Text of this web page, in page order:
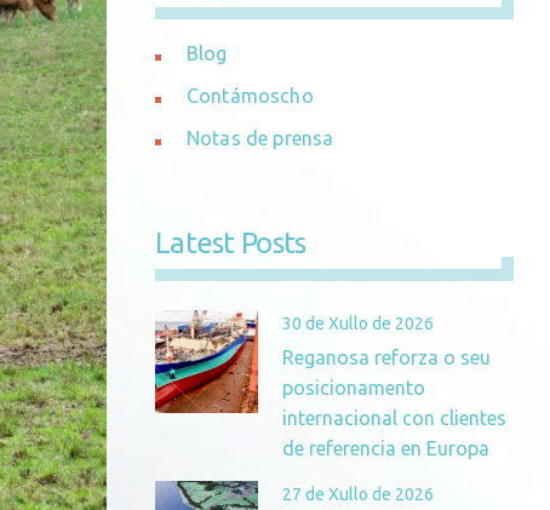
Blog
Contámoscho
Notas de prensa
Latest Posts
Reganosa reforza o seu
posicionamento
internacional con clientes
de referencia en Europa
30 de Xullo de 2026
27 de Xullo de 2026